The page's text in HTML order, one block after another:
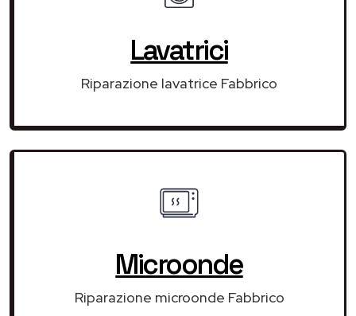
Lavatrici
Riparazione lavatrice Fabbrico
Microonde
Riparazione microonde Fabbrico